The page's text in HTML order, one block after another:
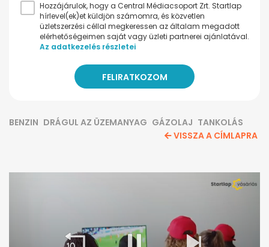
Hozzájárulok, hogy a Central Médiacsoport Zrt. Startlap
hírlevel(ek)et küldjön számomra, és közvetlen
üzletszerzési céllal megkeressen az általam megadott
elérhetőségeimen saját vagy üzleti partnerei ajánlatával.
Az adatkezelés részletei
BENZIN DRÁGUL AZ ÜZEMANYAG GÁZOLAJ TANKOLÁS
VISSZA A CÍMLAPRA